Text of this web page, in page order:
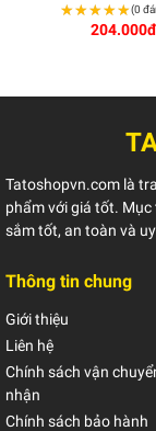
★★★★★
★★★★★(0
204.000đ
Tatoshopvn.com là
phẩm với giá tốt.
sắm tốt, an toàn và
Thông tin chung
Giới thiệu
Liên hệ
Chính sách vận
nhận
Chính sách bảo hành